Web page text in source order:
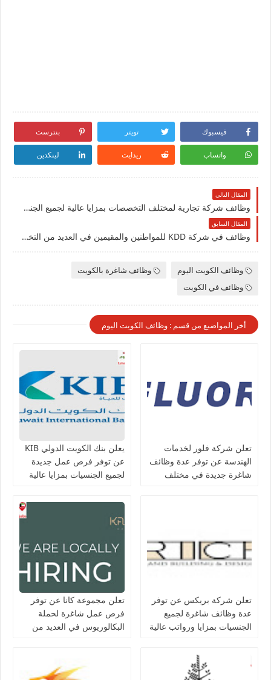
فيسبوك تويتر بنترست
واتساب ريدايت لينكدين
المقال التالي
وظائف شركة تجارية لمختلف التخصصات بمزايا عالية لجميع الجنسيات في الكويت
المقال السابق
وظائف في شركة ‏KDD للمواطنين والمقيمين في العديد من التخصصات للجنسيين في الكويت لعام
وظائف الكويت اليوم
وظائف شاغرة بالكويت
وظائف في الكويت
أخر المواضيع من قسم : وظائف الكويت اليوم
تعلن شركة فلور لخدمات
الهندسة عن توفر عدة وظائف
شاغرة جديدة في مختلف
يعلن بنك الكويت الدولي KIB
عن توفر فرص عمل جديدة
لجميع الجنسيات بمزايا عالية
تعلن شركة بريكس عن توفر
عدة وظائف شاغرة لجميع
الجنسيات بمزايا ورواتب عالية
تعلن مجموعة كانا عن توفر
فرص عمل شاغرة لحملة
البكالوريوس في العديد من